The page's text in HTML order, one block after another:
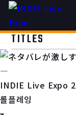
TITLES
INDIE Live Expo
롤플레잉